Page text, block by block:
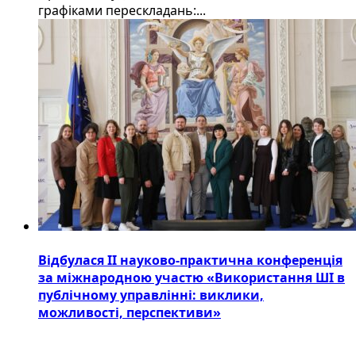
графіками перескладань:...
Відбулася ІІ науково-практична конференція
за міжнародною участю «Використання ШІ в
публічному управлінні: виклики,
можливості, перспективи»